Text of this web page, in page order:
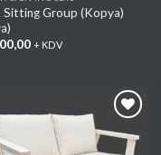
Sitting Group (Kopya)
+ KDV